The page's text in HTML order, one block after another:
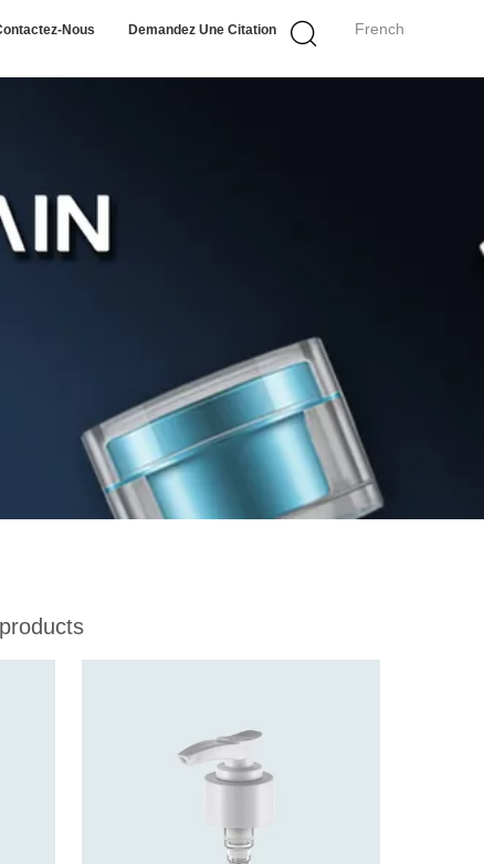
French
Nous Demandez Une Citation